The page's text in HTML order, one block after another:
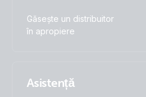
Găsește un distribuitor
în apropiere
Asistență